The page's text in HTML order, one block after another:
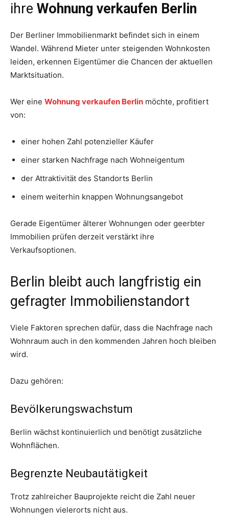
ihre Wohnung verkaufen Berlin
Der Berliner Immobilienmarkt befindet sich in einem
Wandel. Während Mieter unter steigenden Wohnkosten
leiden, erkennen Eigentümer die Chancen der aktuellen
Marktsituation.
Wer eine Wohnung verkaufen Berlin möchte, profitiert
von:
einer hohen Zahl potenzieller Käufer
einer starken Nachfrage nach Wohneigentum
der Attraktivität des Standorts Berlin
einem weiterhin knappen Wohnungsangebot
Gerade Eigentümer älterer Wohnungen oder geerbter
Immobilien prüfen derzeit verstärkt ihre
Verkaufsoptionen.
Berlin bleibt auch langfristig ein
gefragter Immobilienstandort
Viele Faktoren sprechen dafür, dass die Nachfrage nach
Wohnraum auch in den kommenden Jahren hoch bleiben
wird.
Dazu gehören:
Bevölkerungswachstum
Berlin wächst kontinuierlich und benötigt zusätzliche
Wohnflächen.
Begrenzte Neubautätigkeit
Trotz zahlreicher Bauprojekte reicht die Zahl neuer
Wohnungen vielerorts nicht aus.